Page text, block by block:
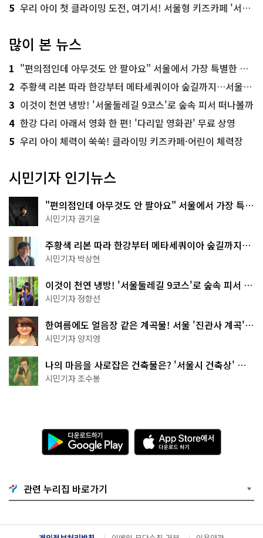
5 우리 아이 첫 클라이밍 도전, 여기서! 서울형 키즈카페 '서울가족플라자점'
많이 본 뉴스
1 "편의점인데 아무것도 안 팔아요" 서울에서 가장 특별한 편의점의 정체
2 주황색 리본 따라 한강부터 메타세쿼이아 숲길까지…서울둘레길 15코스
3 이것이 천연 냉방! '서울둘레길 9코스'로 숲속 피서 떠나볼까
4 한강 다리 아래서 영화 한 편! '다리밑 영화관' 무료 상영
5 우리 아이 체력이 쑥쑥! 클라이밍 키즈카페·어린이 체력장
시민기자 인기뉴스
"편의점인데 아무것도 안 팔아요" 서울에서 가장 특별
한 편의점의 정체
시민기자 권기윤
주황색 리본 따라 한강부터 메타세쿼이아 숲길까지…
서울둘레길 15코스
시민기자 박상현
이것이 천연 냉방! '서울둘레길 9코스'로 숲속 피서 떠
나볼까
시민기자 정향선
한여름에도 얼음장 같은 계곡물! 서울 '진관사 계곡'이
천국이네~
시민기자 양지영
나의 마음을 사로잡은 건축물은? '서울시 건축상' 수
상작 공개!
시민기자 조수봉
다
운
로
기
G
o
g
l
A
p
p
e
서
다
관련 누리집 바로가기